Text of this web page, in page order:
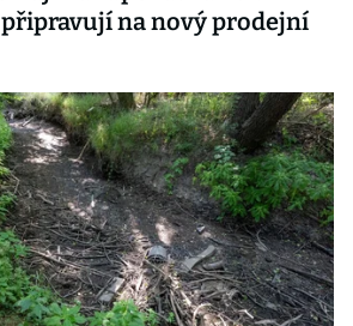
na nový prodejní